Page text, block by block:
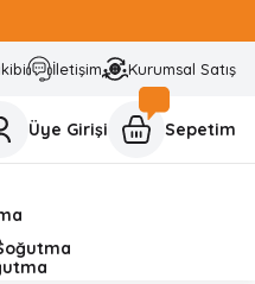
İletişim Kurumsal Satış
Üye Girişi Sepetim